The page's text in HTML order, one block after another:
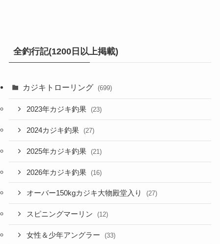
全釣行記(1200日以上掲載)
カジキトローリング (699)
2023年カジキ釣果 (23)
2024カジキ釣果 (27)
2025年カジキ釣果 (21)
2026年カジキ釣果 (16)
オーバー150kgカジキ大物殿堂入り (27)
スピニングマーリン (12)
女性＆少年アングラー (33)